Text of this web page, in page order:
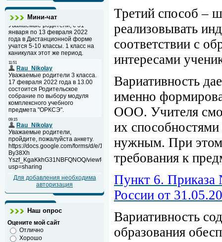
Мини-чат
Для добавления необходима
авторизация
Наш опрос
Оцените мой сайт
Отлично
Хорошо
Третий способ –
реализовывать
соответствии с
интересами
Вариативность
именно
ООО. Учителя
их
нужным. При
требования к
Пункт 6. Приказа
России от
Вариативность
образования